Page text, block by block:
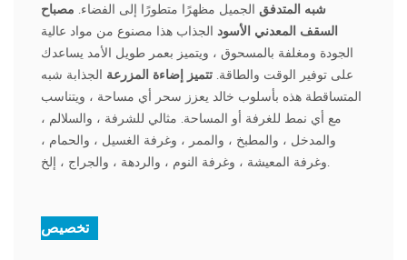
شبه المتدفق الجميل مظهرًا متطورًا إلى الفضاء. مصباح
السقف المعدني الأسود الجذاب هذا مصنوع من مواد عالية
الجودة ومغلفة بالمسحوق ، ويتميز بعمر طويل الأمد يساعدك
على توفير الوقت والطاقة. تتميز إضاءة المزرعة الجذابة شبه
المتساقطة هذه بأسلوب خالد يعزز سحر أي مساحة ، ويتناسب
مع أي نمط للغرفة أو المساحة. مثالي للشرفة ، والسلالم ،
والمدخل ، والمطبخ ، والممر ، وغرفة الغسيل ، والحمام ،
وغرفة المعيشة ، وغرفة النوم ، والردهة ، والجراج ، إلخ.